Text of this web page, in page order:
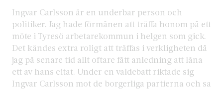
Ingvar Carlsson är en underbar person och
politiker. Jag hade förmånen att träffa honom på ett
möte i Tyresö arbetarekommun i helgen som gick.
Det kändes extra roligt att träffas i verkligheten då
jag på senare tid allt oftare fått anledning att låna
ett av hans citat. Under en valdebatt riktade sig
Ingvar Carlsson mot de borgerliga partierna och sa